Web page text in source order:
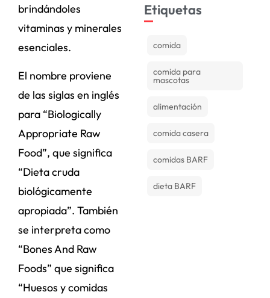
brindándoles
vitaminas y minerales
esenciales.
El nombre proviene
de las siglas en inglés
para “Biologically
Appropriate Raw
Food”, que significa
“Dieta cruda
biológicamente
apropiada”. También
se interpreta como
“Bones And Raw
Foods” que significa
“Huesos y comidas
Etiquetas
comida
comida para
mascotas
alimentación
comida casera
comidas BARF
dieta BARF